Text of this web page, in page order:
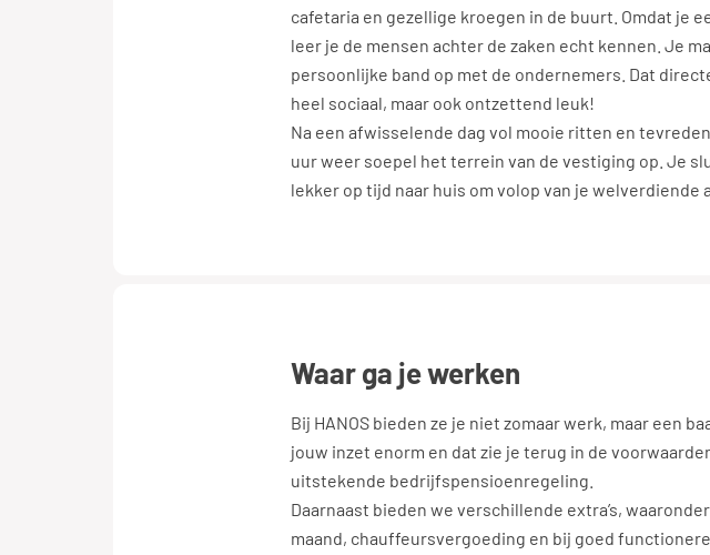
cafetaria en gezellige kroegen in de buurt. Omdat je
leer je de mensen achter de zaken echt kennen. Je
persoonlijke band op met de ondernemers. Dat
heel sociaal, maar ook ontzettend leuk!
Na een afwisselende dag vol mooie ritten en
uur weer soepel het terrein van de vestiging op. Je
lekker op tijd naar huis om volop van je welverdiende
waar ga je werken
Bij HANOS bieden ze je niet zomaar werk, maar een
jouw inzet enorm en dat zie je terug in de
uitstekende bedrijfspensioenregeling.
Daarnaast bieden we verschillende extra’s,
maand, chauffeursvergoeding en bij goed